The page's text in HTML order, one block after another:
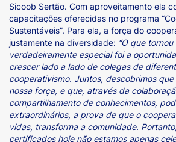
Sicoob Sertão. Com aproveitamento ela
capacitações oferecidas no programa
Sustentáveis”. Para ela, a força do
justamente na diversidade: “O que
verdadeiramente especial foi a
crescer lado a lado de colegas de
cooperativismo. Juntos, descobrimos
nossa força, e que, através da
compartilhamento de conhecimentos, p
extraordinários, a prova de que o
vidas, transforma a comunidade.
certificados hoje não estamos apenas